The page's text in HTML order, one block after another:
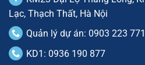
Lạc, Thạch Thất, Hà Nội
Quản lý dự án: 0903 223 771
KD1: 0936 190 877